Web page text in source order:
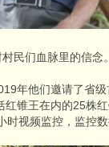
民们血脉里的信念
年他们邀请了省
锥王在内的25株
视频监控，监控